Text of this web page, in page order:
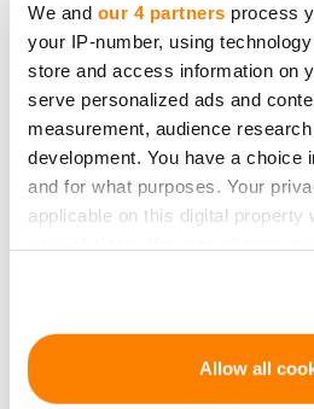
We and our 4 partners process
your IP-number, using
store and access information on
serve personalized ads and
measurement, audience
development. You have a choice
and for what purposes. Your
applicable on this digital property
If you allow, we would also like to:
Allow all
Soyez
Les données
conformément aux